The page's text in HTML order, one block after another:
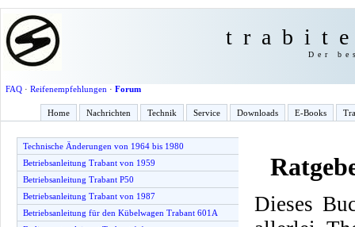
Der
FAQ· Reifenempfehlungen · Forum
Home Nachrichten Technik Service Downloads E-Books
Technische Änderungen von 1964 bis 1980
Betriebsanleitung Trabant von 1959
Betriebsanleitung Trabant P50
Betriebsanleitung Trabant von 1987
Betriebsanleitung für den Kübelwagen Trabant 601A
Dieses